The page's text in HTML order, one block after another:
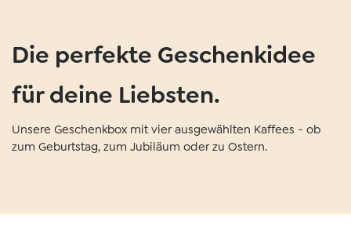
Die perfekte Geschenkidee
für deine Liebsten.
Unsere Geschenkbox mit vier ausgewählten Kaffees - ob
zum Geburtstag, zum Jubiläum oder zu Ostern.